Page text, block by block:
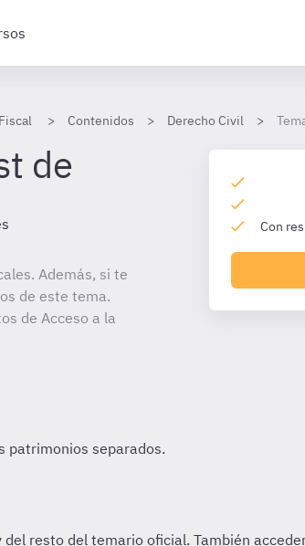
Contenidos Derecho Civil
de
Además, si te
de este tema.
de Acceso a la
Con